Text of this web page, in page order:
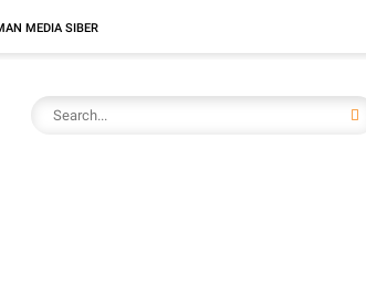
MEDIA SIBER